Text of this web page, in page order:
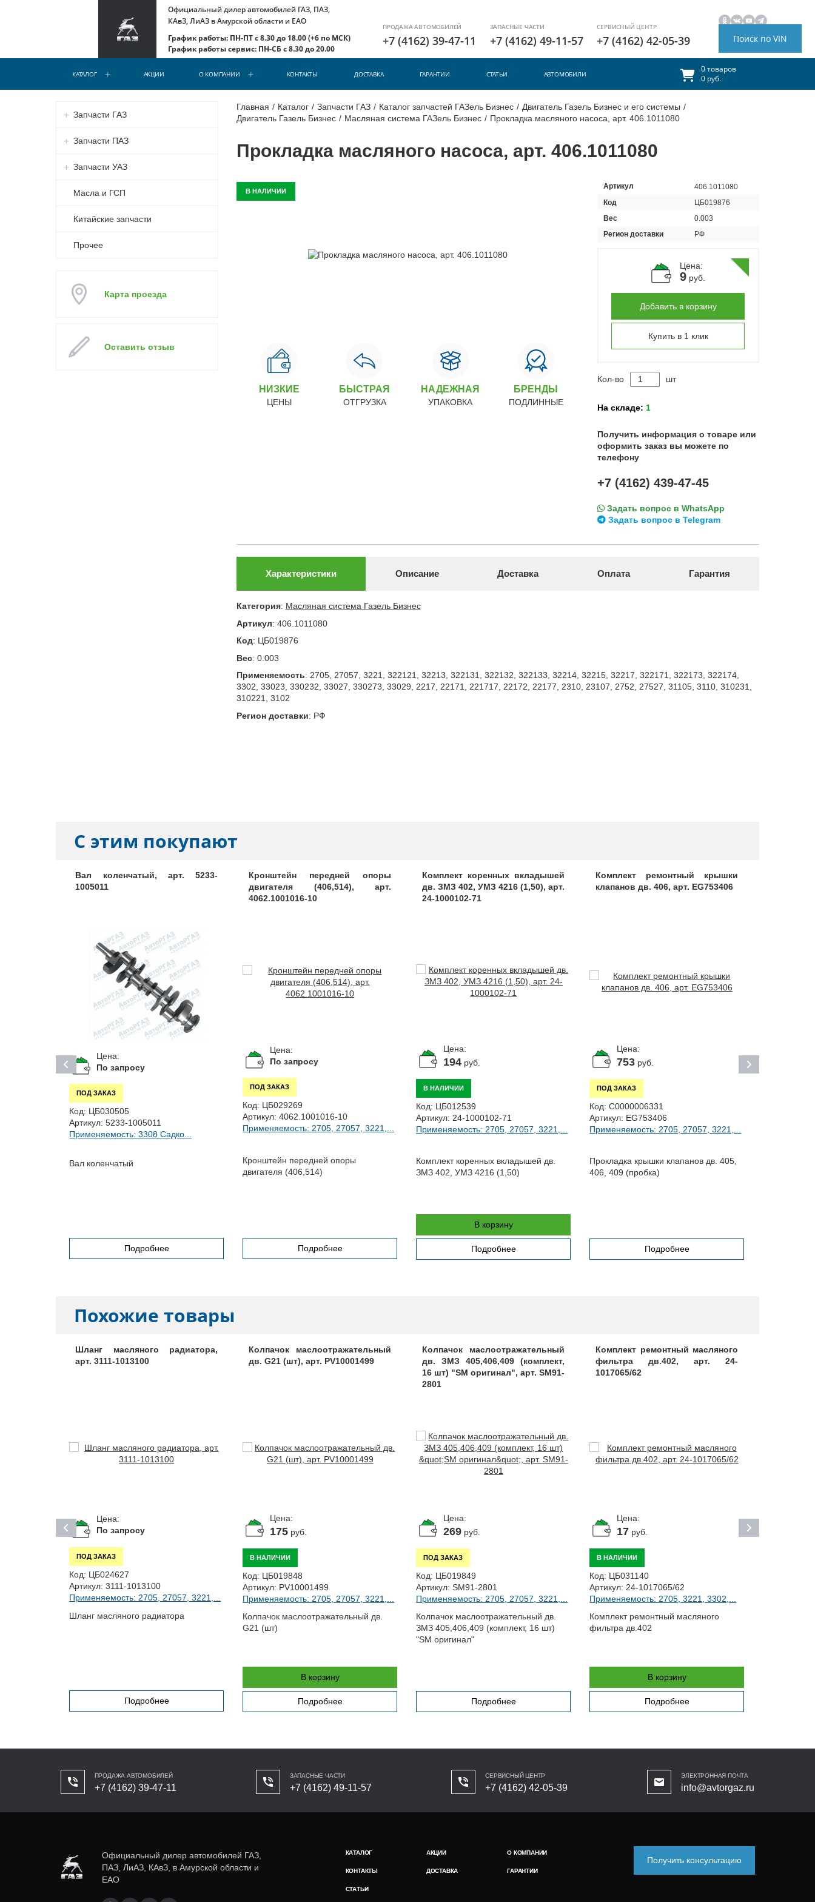
Официальный дилер автомобилей ГАЗ, ПАЗ,
КАвЗ, ЛиАЗ в Амурской области и ЕАО
График работы: ПН-ПТ с 8.30 до 18.00 (+6 по МСК)
График работы сервис: ПН-СБ с 8.30 до 20.00
ПРОДАЖА АВТОМОБИЛЕЙ
+7 (4162) 39-47-11
ЗАПАСНЫЕ ЧАСТИ
+7 (4162) 49-11-57
СЕРВИСНЫЙ ЦЕНТР
+7 (4162) 42-05-39 Поиск по VIN
КАТАЛОГ АКЦИИ О КОМПАНИИ КОНТАКТЫ ДОСТАВКА ГАРАНТИИ СТАТЬИ АВТОМОБИЛИ
0 товаров
0 руб.
Главная / Каталог / Запчасти ГАЗ / Каталог запчастей ГАЗель Бизнес / Двигатель Газель Бизнес и его системы /
Двигатель Газель Бизнес / Масляная система ГАЗель Бизнес / Прокладка масляного насоса, арт. 406.1011080
Прокладка масляного насоса, арт. 406.1011080
Запчасти ГАЗ
Запчасти ПАЗ
Запчасти УАЗ
Масла и ГСП
Китайские запчасти
Прочее
Карта проезда
Оставить отзыв
В НАЛИЧИИ
НИЗКИЕ
ЦЕНЫ
БЫСТРАЯ
ОТГРУЗКА
НАДЕЖНАЯ
УПАКОВКА
БРЕНДЫ
ПОДЛИННЫЕ
Артикул
406.1011080
Код
ЦБ019876
Вес
0.003
Регион доставки
РФ
Цена:
9руб.
Добавить в корзину
Купить в 1 клик
Кол-во шт
На складе: 1
Получить информация о товаре или
оформить заказ вы можете по
телефону
+7 (4162) 439-47-45
Задать вопрос в WhatsApp
Задать вопрос в Telegram
Характеристики Описание Доставка Оплата Гарантия
Категория: Масляная система Газель Бизнес
Артикул: 406.1011080
Код: ЦБ019876
Вес: 0.003
Применяемость: 2705, 27057, 3221, 322121, 32213, 322131, 322132, 322133, 32214, 32215, 32217, 322171, 322173, 322174,
3302, 33023, 330232, 33027, 330273, 33029, 2217, 22171, 221717, 22172, 22177, 2310, 23107, 2752, 27527, 31105, 3110, 310231,
310221, 3102
Регион доставки: РФ
С этим покупают
Вал коленчатый, арт. 5233-
1005011
Цена:
По запросу
ПОД ЗАКАЗ
Код: ЦБ030505
Артикул: 5233-1005011
Применяемость: 3308 Садко...
Вал коленчатый
Подробнее
Кронштейн передней опоры
двигателя (406,514), арт.
4062.1001016-10
Цена:
По запросу
ПОД ЗАКАЗ
Код: ЦБ029269
Артикул: 4062.1001016-10
Применяемость: 2705, 27057, 3221,...
Кронштейн передней опоры
двигателя (406,514)
Подробнее
Комплект коренных вкладышей
дв. ЗМЗ 402, УМЗ 4216 (1,50), арт.
24-1000102-71
Цена:
194 руб.
В НАЛИЧИИ
Код: ЦБ012539
Артикул: 24-1000102-71
Применяемость: 2705, 27057, 3221,...
Комплект коренных вкладышей дв.
ЗМЗ 402, УМЗ 4216 (1,50)
В корзину
Подробнее
Комплект ремонтный крышки
клапанов дв. 406, арт. EG753406
Цена:
753 руб.
ПОД ЗАКАЗ
Код: С0000006331
Артикул: EG753406
Применяемость: 2705, 27057, 3221,...
Прокладка крышки клапанов дв. 405,
406, 409 (пробка)
Подробнее
Похожие товары
Шланг масляного радиатора,
арт. 3111-1013100
Цена:
По запросу
ПОД ЗАКАЗ
Код: ЦБ024627
Артикул: 3111-1013100
Применяемость: 2705, 27057, 3221,...
Шланг масляного радиатора
Подробнее
Колпачок маслоотражательный
дв. G21 (шт), арт. PV10001499
Цена:
175 руб.
В НАЛИЧИИ
Код: ЦБ019848
Артикул: PV10001499
Применяемость: 2705, 27057, 3221,...
Колпачок маслоотражательный дв.
G21 (шт)
В корзину
Подробнее
Колпачок маслоотражательный
дв. ЗМЗ 405,406,409 (комплект,
16 шт) "SM оригинал", арт. SM91-
2801
Цена:
269 руб.
ПОД ЗАКАЗ
Код: ЦБ019849
Артикул: SM91-2801
Применяемость: 2705, 27057, 3221,...
Колпачок маслоотражательный дв.
ЗМЗ 405,406,409 (комплект, 16 шт)
"SM оригинал"
Подробнее
Комплект ремонтный масляного
фильтра дв.402, арт. 24-
1017065/62
Цена:
17 руб.
В НАЛИЧИИ
Код: ЦБ031140
Артикул: 24-1017065/62
Применяемость: 2705, 3221, 3302,...
Комплект ремонтный масляного
фильтра дв.402
В корзину
Подробнее
ПРОДАЖА АВТОМОБИЛЕЙ
+7 (4162) 39-47-11
ЗАПАСНЫЕ ЧАСТИ
+7 (4162) 49-11-57
СЕРВИСНЫЙ ЦЕНТР
+7 (4162) 42-05-39
ЭЛЕКТРОННАЯ ПОЧТА
info@avtorgaz.ru
Официальный дилер автомобилей ГАЗ,
ПАЗ, ЛиАЗ, КАвЗ, в Амурской области и
ЕАО
КАТАЛОГ АКЦИИ О КОМПАНИИ
КОНТАКТЫ ДОСТАВКА ГАРАНТИИ
СТАТЬИ
Получить консультацию